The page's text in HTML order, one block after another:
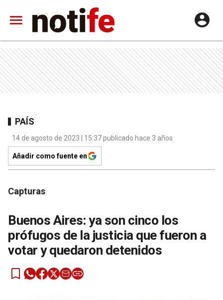
PAÍS
14 de agosto de 2023 | 15:37 publicado hace 3 años
Añadir como fuente en
Capturas
Buenos Aires: ya son cinco los
prófugos de la justicia que fueron a
votar y quedaron detenidos